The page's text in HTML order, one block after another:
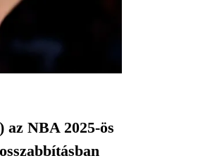
NBA 2025-ös